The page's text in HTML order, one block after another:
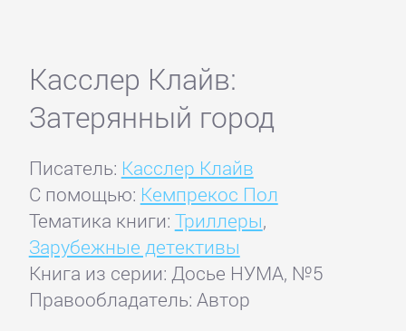
Касслер Клайв:
Затерянный город
Писатель: Касслер Клайв
С помощью: Кемпрекос Пол
Тематика книги: Триллеры,
Зарубежные детективы
Книга из серии: Досье НУМА, №5
Правообладатель: Автор